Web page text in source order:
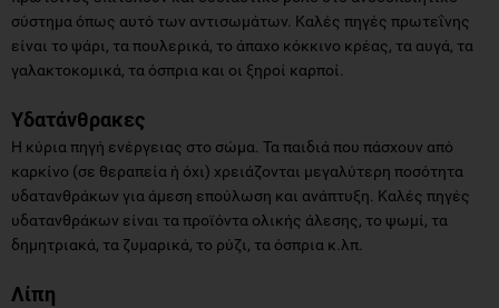
σύστημα όπως αυτό των αντισωμάτων. Καλές πηγές πρωτεΐνης
είναι το ψάρι, τα πουλερικά, το άπαχο κόκκινο κρέας, τα αυγά, τα
γαλακτοκομικά, τα όσπρια και οι ξηροί καρποί.
Υδατάνθρακες
Η κύρια πηγή ενέργειας στο σώμα. Τα παιδιά που πάσχουν από
καρκίνο (σε θεραπεία ή όχι) χρειάζονται μεγαλύτερη ποσότητα
υδατανθράκων για άμεση επούλωση και ανάπτυξη. Καλές πηγές
υδατανθράκων είναι τα προϊόντα ολικής άλεσης, το ψωμί, τα
δημητριακά, τα ζυμαρικά, το ρύζι, τα όσπρια κ.λπ.
Λίπη